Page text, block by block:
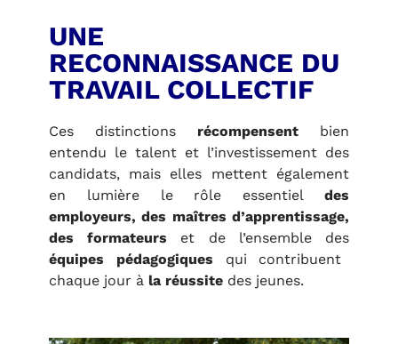
UNE
RECONNAISSANCE DU
TRAVAIL COLLECTIF
Ces distinctions récompensent bien
entendu le talent et l’investissement des
candidats, mais elles mettent également
en lumière le rôle essentieldes
employeurs, des maîtres d’apprentissage,
des formateurs et de l’ensemble des
équipes pédagogiques qui contribuent
chaque jour à la réussitedes jeunes.